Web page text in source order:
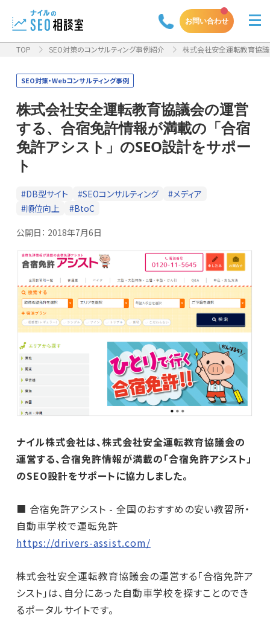
お問い合わせ
TOP SEO対策のコンサルティング事例紹介 株式会社安全運転教育協議
SEO対策・Webコンサルティング事例
株式会社安全運転教育協議会の運営
する、合宿免許情報が満載の「合宿
免許アシスト」のSEO設計をサポー
ト
#DB型サイト #SEOコンサルティング
#メディア
#順位向上
#BtoC
公開日： 2018年7月6日
ナイル株式会社は、株式会社安全運転教育協議会の
運営する、合宿免許情報が満載の「合宿免許アシスト」
のSEO設計をサポートに協力しました。
■ 合宿免許アシスト - 全国のおすすめの安い教習所・
自動車学校で運転免許
https://drivers-assist.com/
株式会社安全運転教育協議会の運営する「合宿免許ア
シスト」は、自分にあった自動車学校を探すことのでき
るポータルサイトです。